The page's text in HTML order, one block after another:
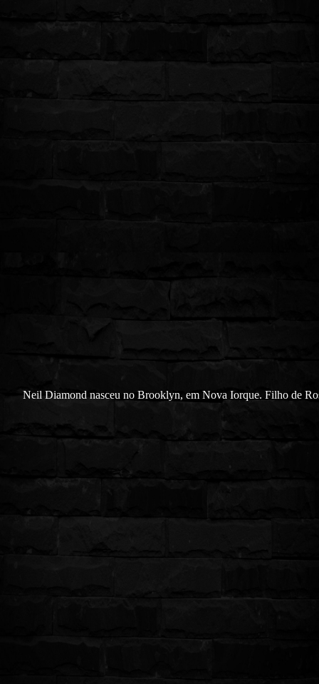
Neil Diamond nasceu no Brooklyn, em Nova Iorque. Filho de